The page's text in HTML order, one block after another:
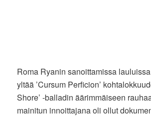
Roma Ryanin sanoittamissa
yltää ’Cursum Perficion’
Shore’ -balladin äärimmäiseen
mainitun innoittajana oli ollut